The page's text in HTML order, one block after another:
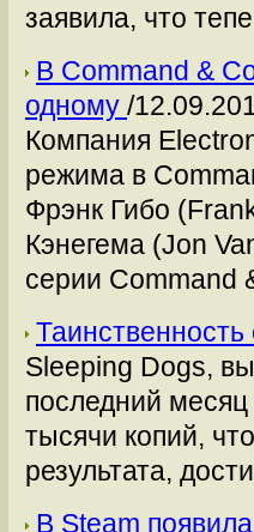
заявила, что
В Command &
одному /
Компания
режима в
Фрэнк Гибо
Кэнегема (Jon
серии Command
Sleeping Dogs,
последний
тысячи копий,
результата,
В Steam